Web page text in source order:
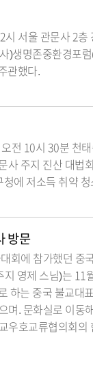
서울 관문사 2
)생명존중환경포
관했다.
전 10시 30분 천
사 주지 진산 대법
에 저소득 취약
방문
회에 참가했던 중
영제 스님)는
하는 중국 불교대
며. 문화실로 이동
우호교류협의회